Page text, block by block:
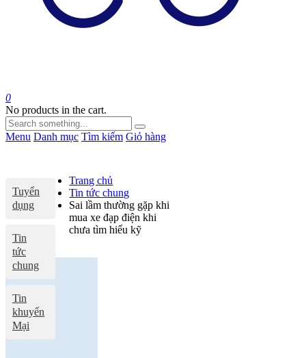
0
No products in the cart.
Menu Danh mục Tìm kiếm Giỏ hàng
Tuyển
dụng
Tin
tức
chung
Tin
khuyến
Mại
Trang chủ
Tin tức chung
Sai lầm thường gặp khi
mua xe đạp điện khi
chưa tìm hiểu kỹ